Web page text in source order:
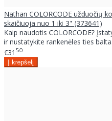
Nathan COLORCODE užduočių
skaičiuoja nuo 1 iki 3" (373641)
Kaip naudotis COLORCODE?
ir nustatykite rankenėles ties
€31 50